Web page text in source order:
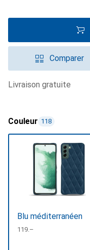
Comparer
livraison gratuite
Couleur 118
Blu méditerranéen
CHF
119.–